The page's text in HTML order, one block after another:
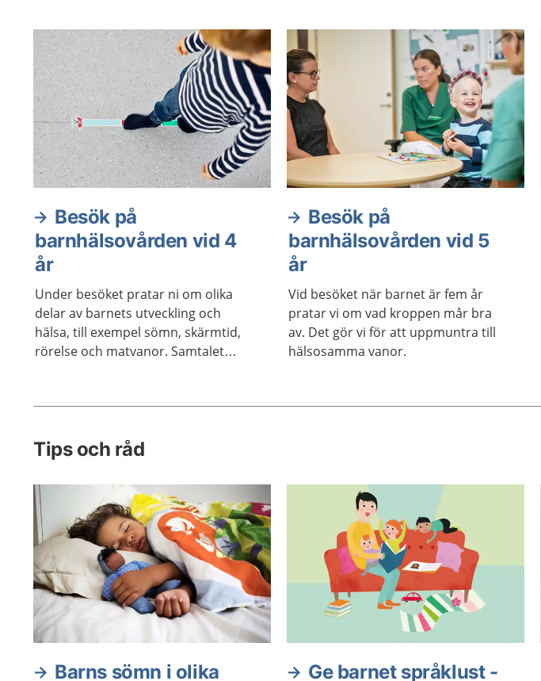
Besök på
barnhälsovården vid 4
år
Under besöket pratar ni om olika
delar av barnets utveckling och
hälsa, till exempel sömn, skärmtid,
rörelse och matvanor. Samtalet
Besök på
barnhälsovården vid 5
år
Vid besöket när barnet är fem år
pratar vi om vad kroppen mår bra
av. Det gör vi för att uppmuntra till
hälsosamma vanor.
Tips och råd
Barns sömn i olika
Ge barnet språklust -